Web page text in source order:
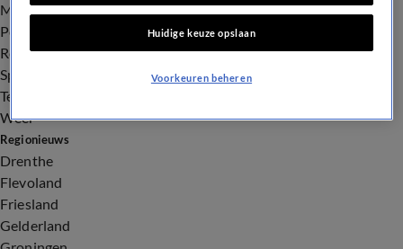
Milieu en Gezondheid
Politiek
Royalty
Sport
Tech
Weer
Regionieuws
Drenthe
Flevoland
Friesland
Gelderland
Huidige keuze opslaan
Voorkeuren beheren